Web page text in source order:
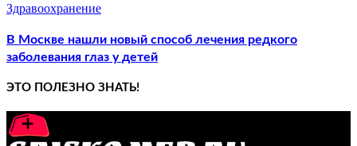
Здравоохранение
В Москве нашли новый способ лечения редкого
заболевания глаз у детей
ЭТО ПОЛЕЗНО ЗНАТЬ!